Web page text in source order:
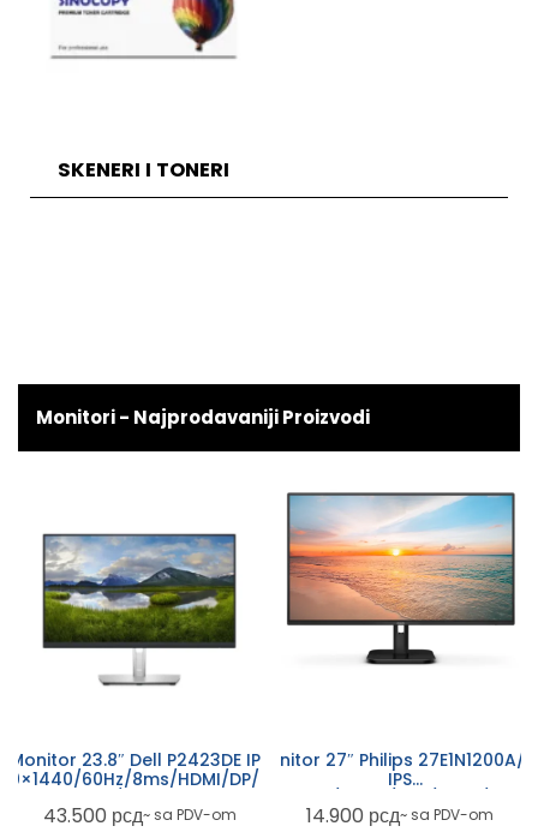
SKENERI I TONERI
Monitori - Najprodavaniji Proizvodi
Monitor 23.8″ Dell P2423DE IPS
60Hz/8ms/HDMI/DP/USB-
43.500 рсд~ sa PDV-om
Monitor 27″ Philips 27E1N1200A/
IPS
14.900 рсд~ sa PDV-om